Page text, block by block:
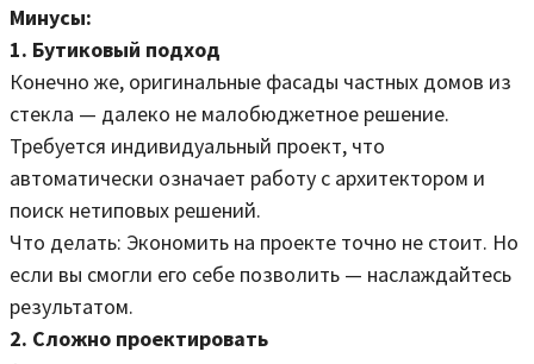
Минусы:
1. Бутиковый подход
Конечно же, оригинальные фасады частных домов из
стекла — далеко не малобюджетное решение.
Требуется индивидуальный проект, что
автоматически означает работу с архитектором и
поиск нетиповых решений.
Что делать: Экономить на проекте точно не стоит. Но
если вы смогли его себе позволить — наслаждайтесь
результатом.
2. Сложно проектировать